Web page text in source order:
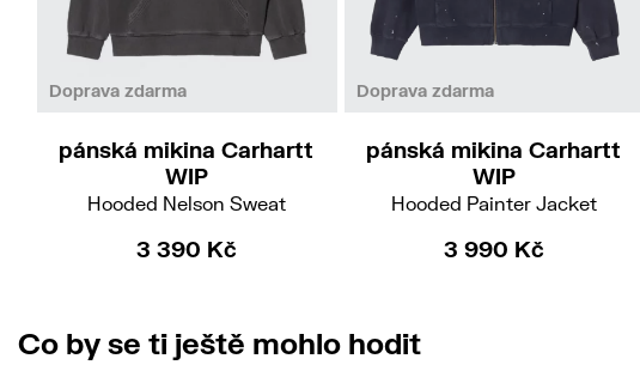
Doprava zdarma
XL
pánská mikina Carhartt
WIP
Hooded Nelson Sweat
3 390 Kč
Doprava zdarma
XL
pánská mikina Carhartt
WIP
Hooded Painter Jacket
3 990 Kč
Co by se ti ještě mohlo hodit